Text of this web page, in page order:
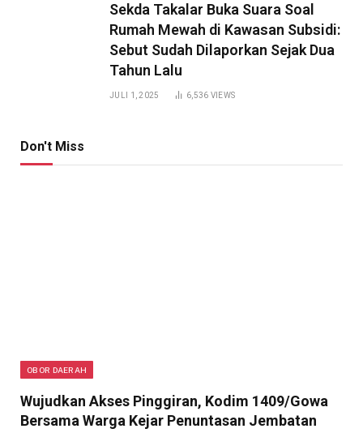
Sekda Takalar Buka Suara Soal
Rumah Mewah di Kawasan Subsidi:
Sebut Sudah Dilaporkan Sejak Dua
Tahun Lalu
JULI 1, 2025 6,536 VIEWS
Don't Miss
OBOR DAERAH
Wujudkan Akses Pinggiran, Kodim 1409/Gowa
Bersama Warga Kejar Penuntasan Jembatan